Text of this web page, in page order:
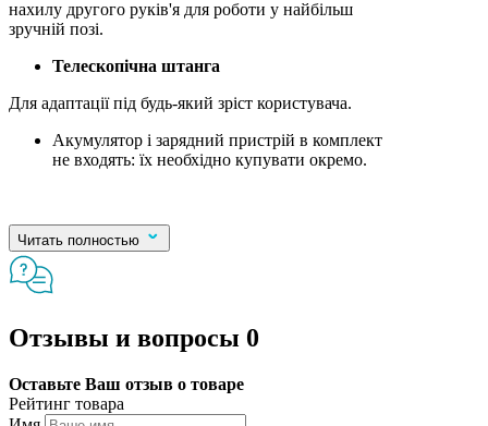
нахилу другого руків'я для роботи у найбільш
зручній позі.
Телескопічна штанга
Для адаптації під будь-який зріст користувача.
Акумулятор і зарядний пристрій в комплект
не входять: їх необхідно купувати окремо.
Читать полностью
Отзывы и вопросы 0
Оставьте Ваш отзыв о товаре
Рейтинг товара